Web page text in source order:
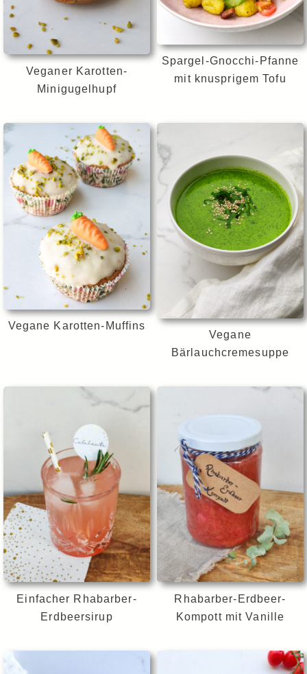
Veganer Karotten-
Minigugelhupf
Spargel-Gnocchi-Pfanne
mit knusprigem Tofu
Vegane Karotten-Muffins
Vegane
Bärlauchcremesuppe
Einfacher Rhabarber-
Erdbeersirup
Rhabarber-Erdbeer-
Kompott mit Vanille